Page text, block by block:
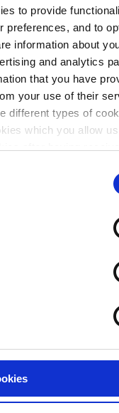
to provide
preferences, and to
information about
and analytics
that you have
your use of their
different types of
which you allow
like to know more